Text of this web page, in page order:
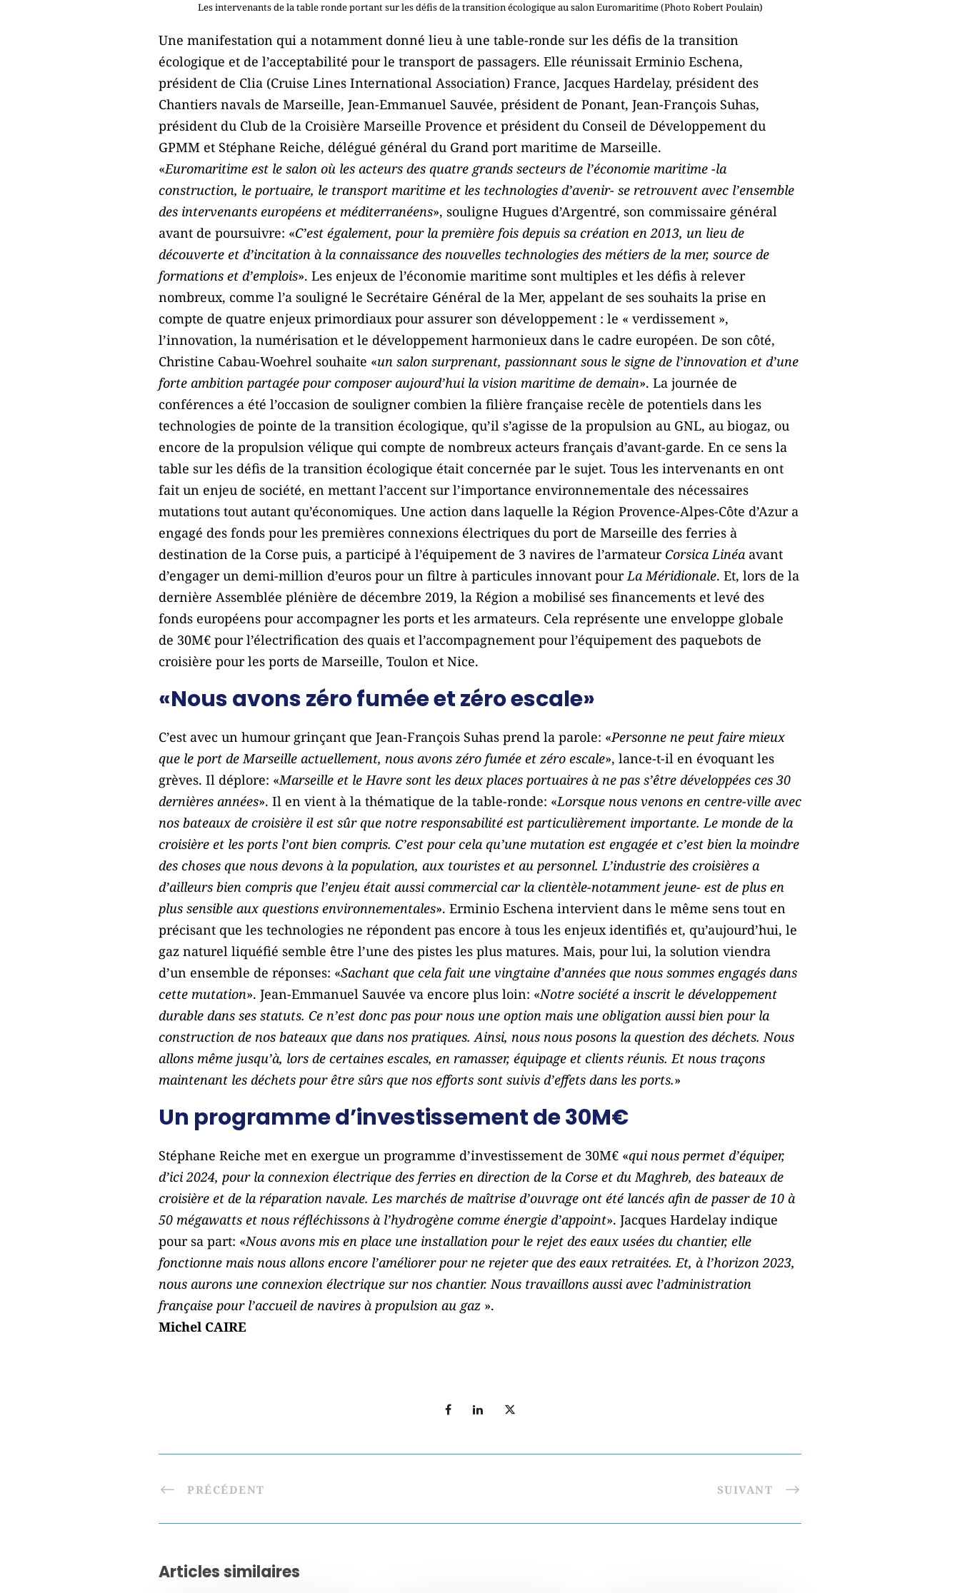
Les intervenants de la table ronde portant sur les défis de la transition écologique au salon Euromaritime (Photo Robert Poulain)
Une manifestation qui a notamment donné lieu à une table-ronde sur les défis de la transition
écologique et de l’acceptabilité pour le transport de passagers. Elle réunissait Erminio Eschena,
président de Clia (Cruise Lines International Association) France, Jacques Hardelay, président des
Chantiers navals de Marseille, Jean-Emmanuel Sauvée, président de Ponant, Jean-François Suhas,
président du Club de la Croisière Marseille Provence et président du Conseil de Développement du
GPMM et Stéphane Reiche, délégué général du Grand port maritime de Marseille.
«Euromaritime est le salon où les acteurs des quatre grands secteurs de l’économie maritime -la
construction, le portuaire, le transport maritime et les technologies d’avenir- se retrouvent avec l’ensemble
des intervenants européens et méditerranéens», souligne Hugues d’Argentré, son commissaire général
avant de poursuivre: «C’est également, pour la première fois depuis sa création en 2013, un lieu de
découverte et d’incitation à la connaissance des nouvelles technologies des métiers de la mer, source de
formations et d’emplois». Les enjeux de l’économie maritime sont multiples et les défis à relever
nombreux, comme l’a souligné le Secrétaire Général de la Mer, appelant de ses souhaits la prise en
compte de quatre enjeux primordiaux pour assurer son développement : le « verdissement »,
l’innovation, la numérisation et le développement harmonieux dans le cadre européen. De son côté,
Christine Cabau-Woehrel souhaite «un salon surprenant, passionnant sous le signe de l’innovation et d’une
forte ambition partagée pour composer aujourd’hui la vision maritime de demain». La journée de
conférences a été l’occasion de souligner combien la filière française recèle de potentiels dans les
technologies de pointe de la transition écologique, qu’il s’agisse de la propulsion au GNL, au biogaz, ou
encore de la propulsion vélique qui compte de nombreux acteurs français d’avant-garde. En ce sens la
table sur les défis de la transition écologique était concernée par le sujet. Tous les intervenants en ont
fait un enjeu de société, en mettant l’accent sur l’importance environnementale des nécessaires
mutations tout autant qu’économiques. Une action dans laquelle la Région Provence-Alpes-Côte d’Azur a
engagé des fonds pour les premières connexions électriques du port de Marseille des ferries à
destination de la Corse puis, a participé à l’équipement de 3 navires de l’armateur Corsica Linéa avant
d’engager un demi-million d’euros pour un filtre à particules innovant pourLa Méridionale. Et, lors de la
dernière Assemblée plénière de décembre 2019, la Région a mobilisé ses financements et levé des
fonds européens pour accompagner les ports et les armateurs. Cela représente une enveloppe globale
de 30M€ pour l’électrification des quais et l’accompagnement pour l’équipement des paquebots de
croisière pour les ports de Marseille, Toulon et Nice.
«Nous avons zéro fumée et zéro escale»
C’est avec un humour grinçant que Jean-François Suhas prend la parole: «Personne ne peut faire mieux
que le port de Marseille actuellement, nous avons zéro fumée et zéro escale», lance-t-il en évoquant les
grèves. Il déplore: «Marseille et le Havre sont les deux places portuaires à ne pas s’être développées ces 30
dernières années». Il en vient à la thématique de la table-ronde: «Lorsque nous venons en centre-ville avec
nos bateaux de croisière il est sûr que notre responsabilité est particulièrement importante. Le monde de la
croisière et les ports l’ont bien compris. C’est pour cela qu’une mutation est engagée et c’est bien la moindre
des choses que nous devons à la population, aux touristes et au personnel. L’industrie des croisières a
d’ailleurs bien compris que l’enjeu était aussi commercial car la clientèle-notamment jeune- est de plus en
plus sensible aux questions environnementales». Erminio Eschena intervient dans le même sens tout en
précisant que les technologies ne répondent pas encore à tous les enjeux identifiés et, qu’aujourd’hui, le
gaz naturel liquéfié semble être l’une des pistes les plus matures. Mais, pour lui, la solution viendra
d’un ensemble de réponses: «Sachant que cela fait une vingtaine d’années que nous sommes engagés dans
cette mutation». Jean-Emmanuel Sauvée va encore plus loin: «Notre société a inscrit le développement
durable dans ses statuts. Ce n’est donc pas pour nous une option mais une obligation aussi bien pour la
construction de nos bateaux que dans nos pratiques. Ainsi, nous nous posons la question des déchets. Nous
allons même jusqu’à, lors de certaines escales, en ramasser, équipage et clients réunis. Et nous traçons
maintenant les déchets pour être sûrs que nos efforts sont suivis d’effets dans les ports.»
Un programme d’investissement de 30M€
Stéphane Reiche met en exergue un programme d’investissement de 30M€ «qui nous permet d’équiper,
d’ici 2024, pour la connexion électrique des ferries en direction de la Corse et du Maghreb, des bateaux de
croisière et de la réparation navale. Les marchés de maîtrise d’ouvrage ont été lancés afin de passer de 10 à
50 mégawatts et nous réfléchissons à l’hydrogène comme énergie d’appoint». Jacques Hardelay indique
pour sa part: «Nous avons mis en place une installation pour le rejet des eaux usées du chantier, elle
fonctionne mais nous allons encore l’améliorer pour ne rejeter que des eaux retraitées. Et, à l’horizon 2023,
nous aurons une connexion électrique sur nos chantier. Nous travaillons aussi avec l’administration
française pour l’accueil de navires à propulsion au gaz ».
Michel CAIRE
PRÉCÉDENT SUIVANT
Articles similaires